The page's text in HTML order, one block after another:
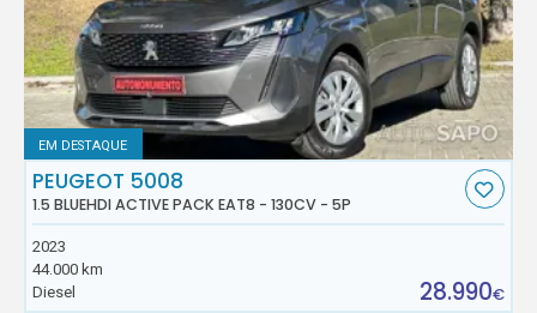
EM DESTAQUE
PEUGEOT 5008
1.5 BLUEHDI ACTIVE PACK EAT8 - 130CV - 5P
2023
44.000 km
Diesel
28.990€